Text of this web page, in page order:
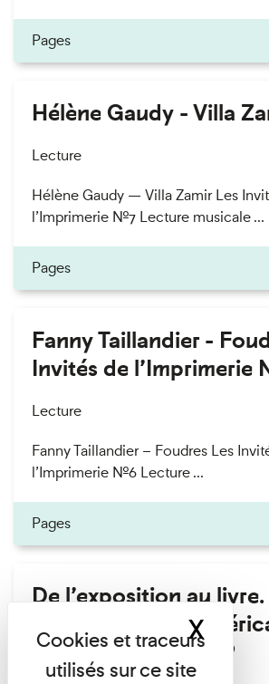
Pages
Hélène Gaudy - Villa
Lecture
Hélène Gaudy — Villa Zamir Les
l’Imprimerie n°7 Lecture musicale ...
Pages
Fanny Taillandier -
Invités de l’Imprimerie
Lecture
Fanny Taillandier – Foudres Les
l’Imprimerie n°6 Lecture ...
Pages
De l’exposition au livre.
Modernités sud-
– Buenos Aires 1909
X